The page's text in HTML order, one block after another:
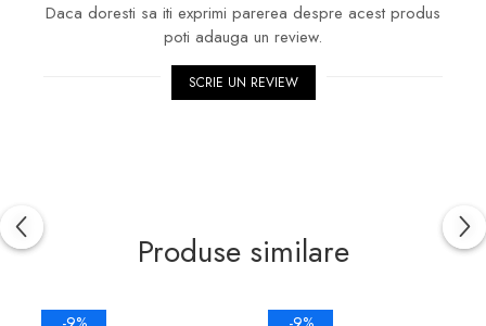
Daca doresti sa iti exprimi parerea despre acest produs
poti adauga un review.
SCRIE UN REVIEW
Produse similare